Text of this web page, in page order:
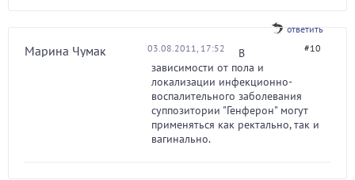
ответить
Марина Чумак 03.08.2011, 17:52 #10
В
зависимости от пола и
локализации инфекционно-
воспалительного заболевания
суппозитории "Генферон" могут
применяться как ректально, так и
вагинально.